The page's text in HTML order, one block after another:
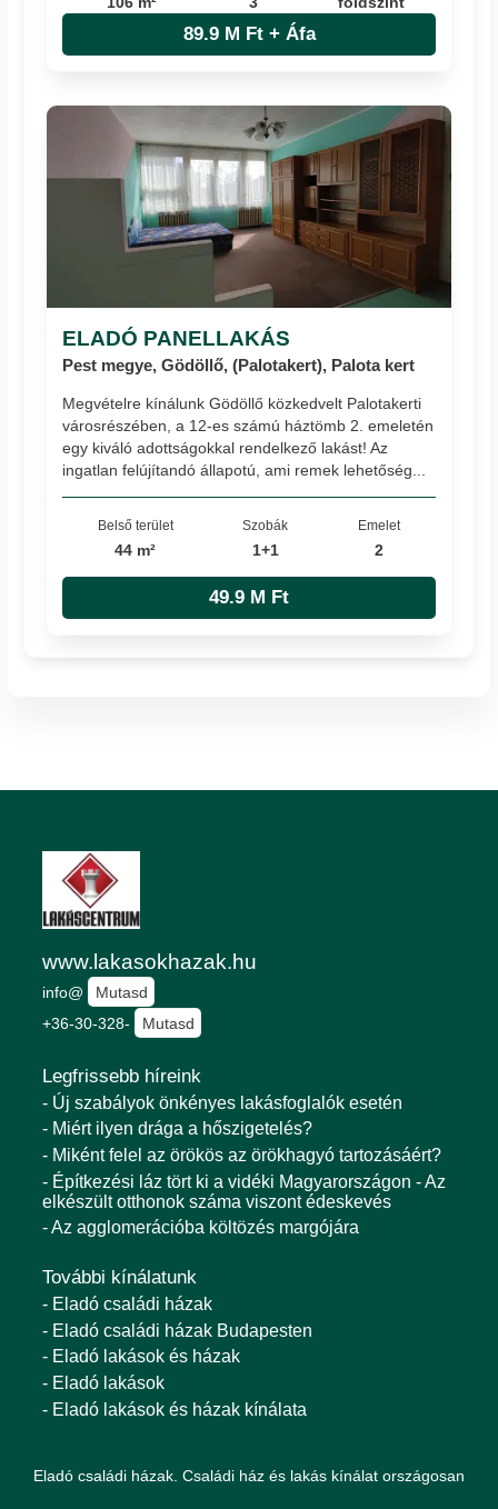
89.9 M Ft + Áfa
ELADÓ PANELLAKÁS
Pest megye, Gödöllő, (Palotakert), Palota kert
Megvételre kínálunk Gödöllő közkedvelt Palotakerti
városrészében, a 12-es számú háztömb 2. emeletén
egy kiváló adottságokkal rendelkező lakást! Az
ingatlan felújítandó állapotú, ami remek lehetőség...
Belső terület
44 m²
Szobák
1+1
Emelet
2
49.9 M Ft
www.lakasokhazak.hu
info@
Mutasd
+36-30-328-
Mutasd
Legfrissebb híreink
- Új szabályok önkényes lakásfoglalók esetén
- Miért ilyen drága a hőszigetelés?
- Miként felel az örökös az örökhagyó tartozásáért?
- Építkezési láz tört ki a vidéki Magyarországon - Az
elkészült otthonok száma viszont édeskevés
- Az agglomerációba költözés margójára
További kínálatunk
- Eladó családi házak
- Eladó családi házak Budapesten
- Eladó lakások és házak
- Eladó lakások
- Eladó lakások és házak kínálata
Eladó családi házak. Családi ház és lakás kínálat országosan